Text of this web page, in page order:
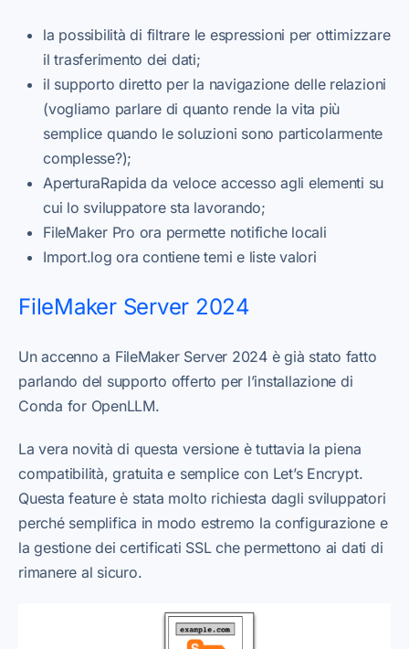
la possibilità di filtrare le espressioni per ottimizzare
il trasferimento dei dati;
il supporto diretto per la navigazione delle relazioni
(vogliamo parlare di quanto rende la vita più
semplice quando le soluzioni sono particolarmente
complesse?);
AperturaRapida da veloce accesso agli elementi su
cui lo sviluppatore sta lavorando;
FileMaker Pro ora permette notifiche locali
Import.log ora contiene temi e liste valori
FileMaker Server 2024
Un accenno a FileMaker Server 2024 è già stato fatto
parlando del supporto offerto per l’installazione di
Conda for OpenLLM.
La vera novità di questa versione è tuttavia la piena
compatibilità, gratuita e semplice con Let’s Encrypt.
Questa feature è stata molto richiesta dagli sviluppatori
perché semplifica in modo estremo la configurazione e
la gestione dei certificati SSL che permettono ai dati di
rimanere al sicuro.